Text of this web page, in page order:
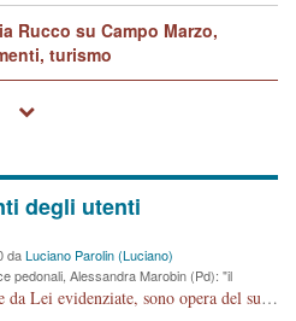
Rucco su Campo Marzo,
turismo
degli utenti
daLuciano Parolin (Luciano)
pedonali, Alessandra Marobin (Pd): "il
Consigliera Marobin, tutte le cose da Lei evidenziate, sono opera del suo ex Assessore e compagno di Partito Antonio Marco Dalla Pozza Assessore alla "progettazione" di piste ciclabili e altre porcherie. A lui manderei il conto da saldare per incidenti e danni alle persone. E' ora che "finiamola." Avete perso rassegnatevi. qui IL SINDACO RUCCO NON C'ENTRA PER NIENTE. CAPITO!!!!!!!! Amen.